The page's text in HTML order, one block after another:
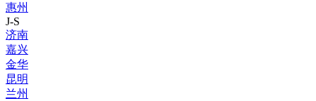
惠州
J-S
济南
嘉兴
金华
昆明
兰州